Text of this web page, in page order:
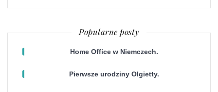
Popularne posty
Home Office w Niemczech.
Pierwsze urodziny Olgietty.